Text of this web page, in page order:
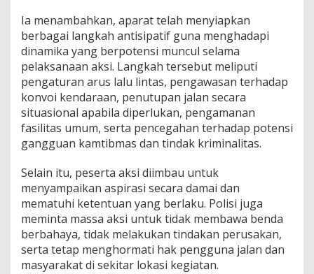
Ia menambahkan, aparat telah menyiapkan
berbagai langkah antisipatif guna menghadapi
dinamika yang berpotensi muncul selama
pelaksanaan aksi. Langkah tersebut meliputi
pengaturan arus lalu lintas, pengawasan terhadap
konvoi kendaraan, penutupan jalan secara
situasional apabila diperlukan, pengamanan
fasilitas umum, serta pencegahan terhadap potensi
gangguan kamtibmas dan tindak kriminalitas.
Selain itu, peserta aksi diimbau untuk
menyampaikan aspirasi secara damai dan
mematuhi ketentuan yang berlaku. Polisi juga
meminta massa aksi untuk tidak membawa benda
berbahaya, tidak melakukan tindakan perusakan,
serta tetap menghormati hak pengguna jalan dan
masyarakat di sekitar lokasi kegiatan.